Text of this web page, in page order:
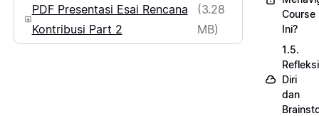
PDF Presentasi Esai Rencana
Kontribusi Part 2
(3.28
MB)
Course
Ini?
1.5.
Refleksi
Diri
dan